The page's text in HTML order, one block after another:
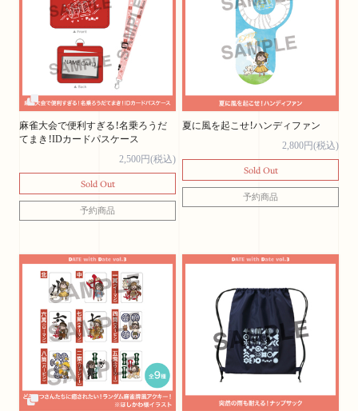
麻雀大会で便利すぎる！名乗ろうだ
てまき！IDカードパスケース
2,500円(税込)
Sold Out
予約商品
夏に風を起こせ！ハンディファン
2,800円(税込)
Sold Out
予約商品